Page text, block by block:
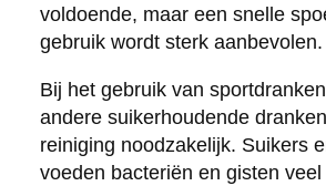
voldoende, maar een snelle
gebruik wordt sterk aanbevolen.
Bij het gebruik van
andere suikerhoudende
reiniging noodzakelijk. Suikers
voeden bacteriën en gisten